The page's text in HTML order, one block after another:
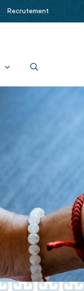
Recrutement